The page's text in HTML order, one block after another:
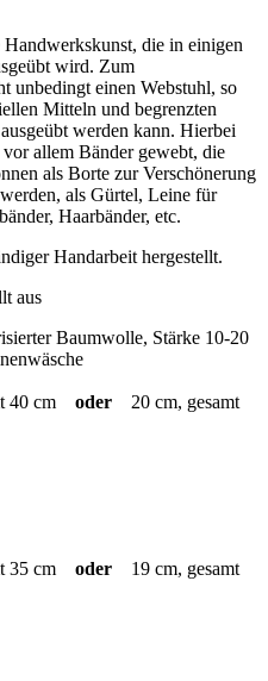
die in einigen
wird. Zum
unbedingt einen Webstuhl, so
Mitteln und begrenzten
werden kann. Hierbei
allem Bänder gewebt, die
als Borte zur Verschönerung
als Gürtel, Leine für
Haarbänder, etc.
Handarbeit hergestellt.
aus
Baumwolle, Stärke 10-20
40 cm
oder
20 cm, gesamt
35 cm oder 19 cm, gesamt